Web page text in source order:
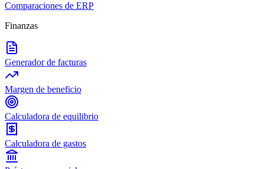
Comparaciones de ERP
Finanzas
Generador de facturas
Margen de beneficio
Calculadora de equilibrio
Calculadora de gastos